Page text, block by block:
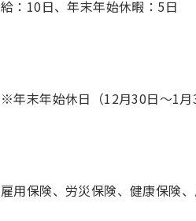
給：10日、年末年始休暇：5日
※年末年始休日（12月30日～1月3
雇用保険、労災保険、健康保険